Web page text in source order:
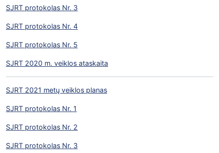
SJRT protokolas Nr. 3
SJRT protokolas Nr. 4
SJRT protokolas Nr. 5
SJRT 2020 m. veiklos ataskaita
SJRT 2021 metų veiklos planas
SJRT protokolas Nr. 1
SJRT protokolas Nr. 2
SJRT protokolas Nr. 3